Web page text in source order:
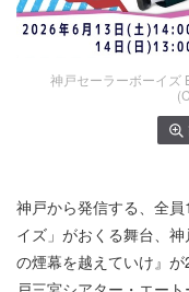
神戸セーラーボーイズ
(C)神戸セ
神戸から発信する、全
イズ」がおくる舞台、
の煙幕を越えていけ』